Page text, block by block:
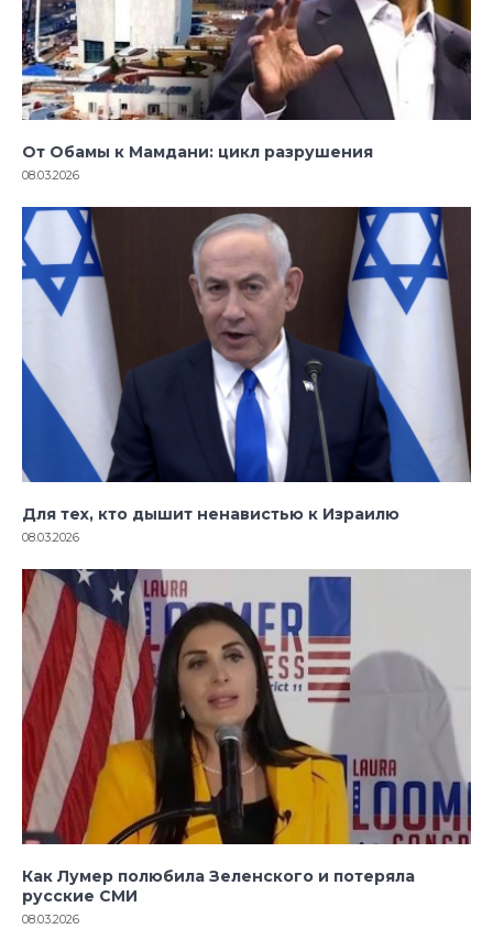
От Обамы к Мамдани: цикл разрушения
08.03.2026
Для тех, кто дышит ненавистью к Израилю
08.03.2026
Как Лумер полюбила Зеленского и потеряла
русские СМИ
08.03.2026